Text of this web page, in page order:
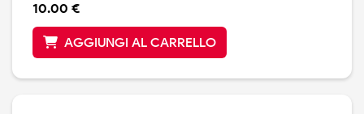
10.00 €
AGGIUNGI AL CARRELLO